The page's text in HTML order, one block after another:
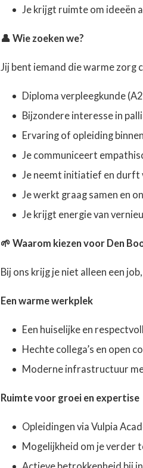
Je krijgt ruimte om ideeën
👤 Wie zoeken we?
Jij bent iemand die warme zorg
Diploma verpleegkunde
Bijzondere interesse in
Ervaring of opleiding
Je communiceert
Je neemt initiatief en
Je werkt graag samen en
Je krijgt energie van
🌱 Waarom kiezen voor Den
Bij ons krijg je niet alleen een
Een warme werkplek
Een huiselijke en
Hechte collega’s en open
Moderne infrastructuur
Ruimte voor groei en expertise
Opleidingen via Vulpia
Mogelijkheid om je verder